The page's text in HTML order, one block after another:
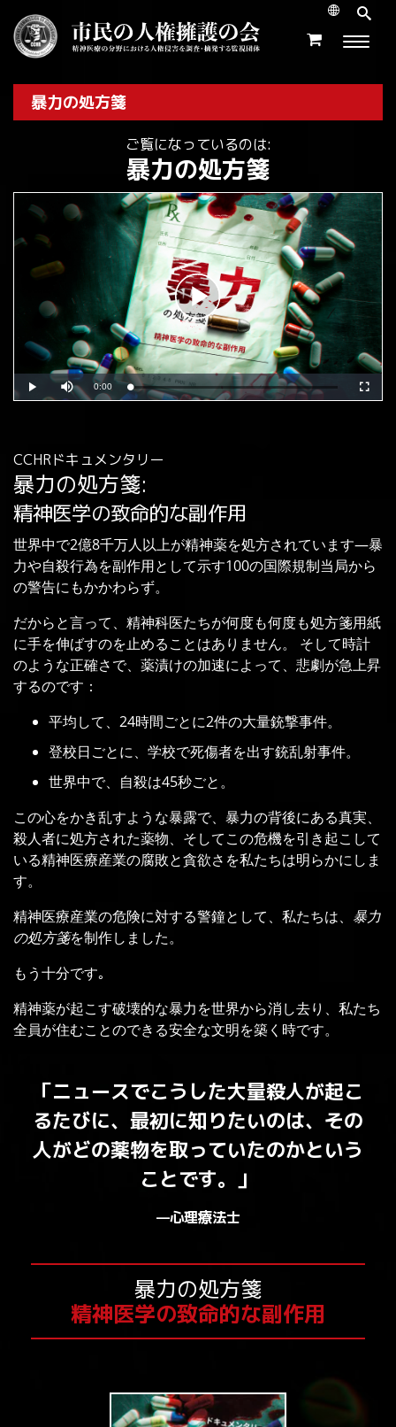
暴力の処方箋
ご覧になっているのは:
暴力の処方箋
Play
Video
Play Mute Current
0:00 Loaded:
0%
CCHRドキュメンタリー
暴力の処方箋:
精神医学の致命的な副作用
世界中で2億8千万人以上が精神薬を処方されています—暴
力や自殺行為を副作用として示す100の国際規制当局から
の警告にもかかわらず。
だからと言って、精神科医たちが何度も何度も処方箋用紙
に手を伸ばすのを止めることはありません。 そして時計
のような正確さで、薬漬けの加速によって、悲劇が急上昇
するのです：
平均して、24時間ごとに2件の大量銃撃事件。
登校日ごとに、学校で死傷者を出す銃乱射事件。
世界中で、自殺は45秒ごと。
この心をかき乱すような暴露で、暴力の背後にある真実、
殺人者に処方された薬物、そしてこの危機を引き起こして
いる精神医療産業の腐敗と貪欲さを私たちは明らかにしま
す。
精神医療産業の危険に対する警鐘として、私たちは、 暴力
の処方箋を制作しました。
もう十分です｡
精神薬が起こす破壊的な暴力を世界から消し去り、私たち
全員が住むことのできる安全な文明を築く時です。
「ニュースでこうした大量殺人が起こ
るたびに、最初に知りたいのは、その
人がどの薬物を取っていたのかという
ことです。」
—心理療法士
暴力の処方箋
精神医学の致命的な副作用